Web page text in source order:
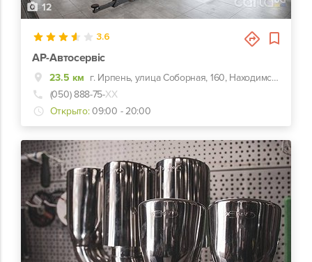
12
3.6
АР-Автосервіс
23.5 км
г. Ирпень, улица Соборная, 160, Находимся в г.Буча,ул.Шевченка 25
(050) 888-75-ХХ
Открыто: 09:00 - 20:00